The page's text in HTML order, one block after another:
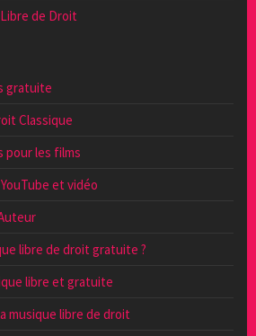
de Droit
gratuite
Classique
pour les films
et vidéo
libre de droit gratuite ?
libre et gratuite
musique libre de droit